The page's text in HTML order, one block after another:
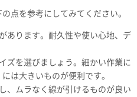
点を参考にしてみてください。
あります。耐久性や使い心地、デ
ズを選びましょう。細かい作業に
は大きいものが便利です。
、ムラなく線が引けるものが良い